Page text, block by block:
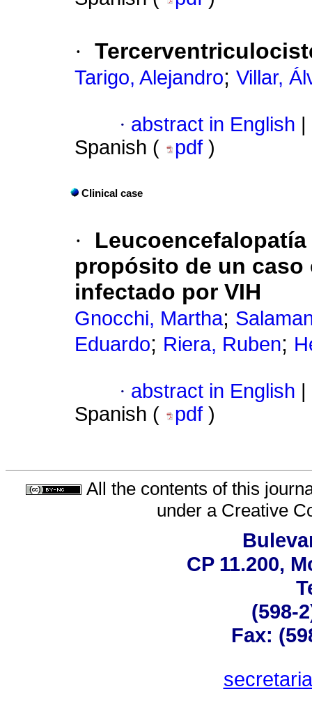
·
Tarigo, Alejandro; Villar,
· abstract in English
Spanish (
pdf )
Clinical case
·
propósito de un
infectado por VIH
Gnocchi, Martha;
Eduardo; Riera, Ruben;
· abstract in English
Spanish (
pdf )
All the contents of this
under a Creative
CP 11.200,
(598-
Fax: